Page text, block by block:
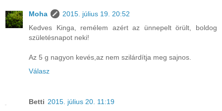
Moha
2015. július 19. 20:52
Kedves Kinga, remélem azért az ünnepelt örült, boldog
születésnapot neki!
Az 5 g nagyon kevés,az nem szilárdítja meg sajnos.
Válasz
Betti 2015. július 20. 11:19